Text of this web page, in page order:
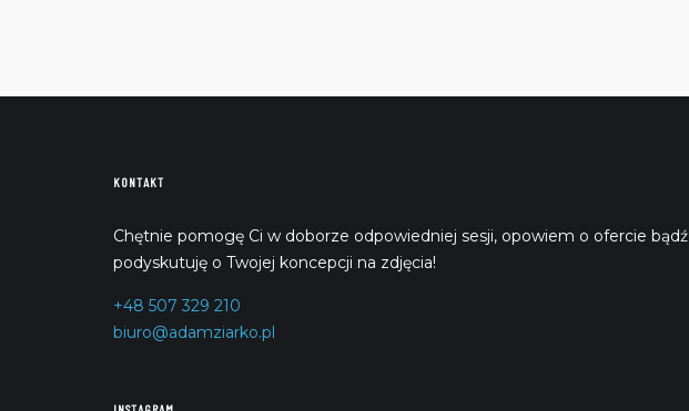
KONTAKT
Chętnie pomogę Ci w doborze odpowiedniej sesji, opowiem o ofercie bądź
podyskutuję o Twojej koncepcji na zdjęcia!
+48 507 329 210
biuro@adamziarko.pl